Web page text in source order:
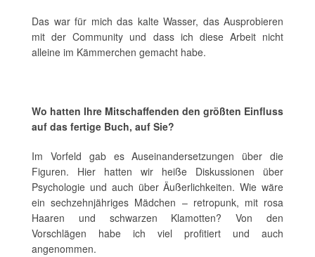
Das war für mich das kalte Wasser, das Ausprobieren
mit der Community und dass ich diese Arbeit nicht
alleine im Kämmerchen gemacht habe.
Wo hatten Ihre Mitschaffenden den größten Einfluss
auf das fertige Buch, auf Sie?
Im Vorfeld gab es Auseinandersetzungen über die
Figuren. Hier hatten wir heiße Diskussionen über
Psychologie und auch über Äußerlichkeiten. Wie wäre
ein sechzehnjähriges Mädchen – retropunk, mit rosa
Haaren und schwarzen Klamotten? Von den
Vorschlägen habe ich viel profitiert und auch
angenommen.